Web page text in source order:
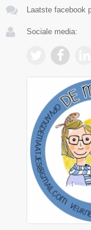
Laatste facebook
Sociale media: